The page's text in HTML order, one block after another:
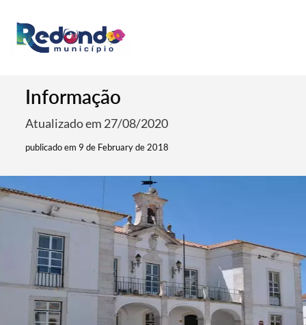
Informação
Atualizado em 27/08/2020
publicado em 9 de February de 2018